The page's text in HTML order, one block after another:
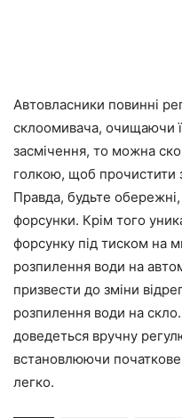
Автовласники повинні
склоомивача, очищаючи
засмічення, то можна
голкою, щоб прочистити
Правда, будьте
форсунки. Крім того
форсунку під тиском на
розпилення води на
призвести до зміни
розпилення води на
доведеться вручну
встановлюючи
легко.